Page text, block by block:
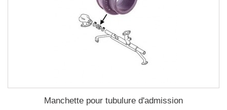
Manchette pour tubulure d'admission